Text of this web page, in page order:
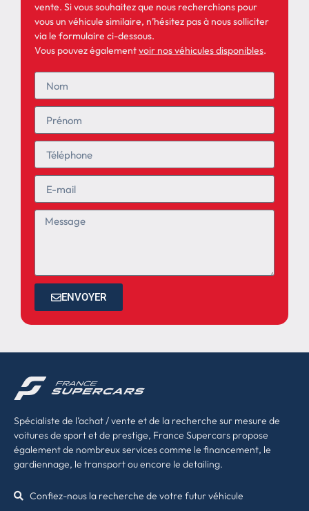
vente. Si vous souhaitez que nous recherchions pour
vous un véhicule similaire, n’hésitez pas à nous solliciter
via le formulaire ci-dessous.
Vous pouvez égalementvoir nos véhicules disponibles.
ENVOYER
Spécialiste de l’achat / vente et de la recherche sur mesure de
voitures de sport et de prestige, France Supercars propose
également de nombreux services comme le financement, le
gardiennage, le transport ou encore le detailing.
Confiez-nous la recherche de votre futur véhicule